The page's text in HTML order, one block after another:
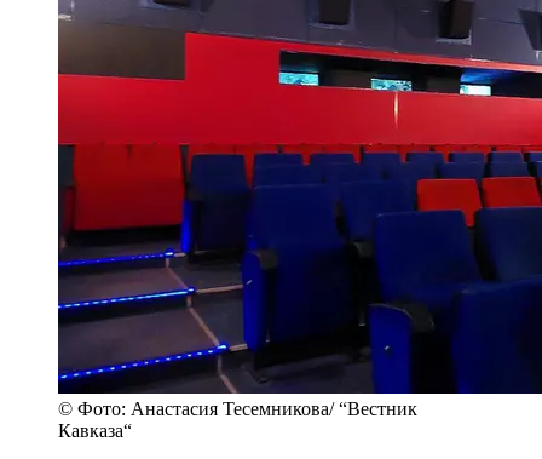
© Фото: Анастасия Тесемникова/ “Вестник
Кавказа“